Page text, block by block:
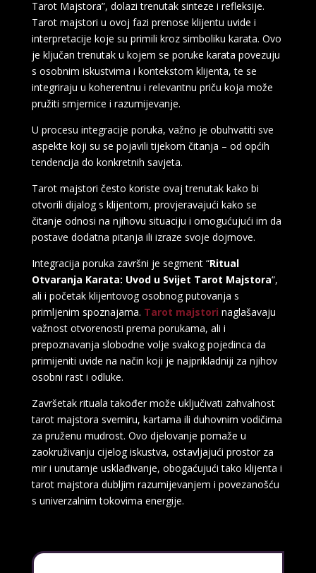
Tarot Majstora”, dolazi trenutak sinteze i refleksije.
Tarot majstori u ovoj fazi prenose klijentu uvide i
interpretacije koje su primili kroz simboliku karata. Ovo
je ključan trenutak u kojem se poruke karata povezuju
s osobnim iskustvima i kontekstom klijenta, te se
integriraju u koherentnu i relevantnu priču koja može
pružiti smjernice i razumijevanje.
U procesu integracije poruka, važno je obuhvatiti sve
aspekte koji su se pojavili tijekom čitanja – od općih
tendencija do konkretnih savjeta.
Tarot majstori često koriste ovaj trenutak kako bi
otvorili dijalog s klijentom, provjeravajući kako se
čitanje odnosi na njihovu situaciju i omogućujući im da
postave dodatna pitanja ili izraze svoje dojmove.
Integracija poruka završni je segment “Ritual
Otvaranja Karata: Uvod u Svijet Tarot Majstora“,
ali i početak klijentovog osobnog putovanja s
primljenim spoznajama. Tarot majstori naglašavaju
važnost otvorenosti prema porukama, ali i
prepoznavanja slobodne volje svakog pojedinca da
primijeniti uvide na način koji je najprikladniji za njihov
osobni rast i odluke.
Završetak rituala također može uključivati zahvalnost
tarot majstora svemiru, kartama ili duhovnim vodičima
za pruženu mudrost. Ovo djelovanje pomaže u
zaokruživanju cijelog iskustva, ostavljajući prostor za
mir i unutarnje usklađivanje, obogaćujući tako klijenta i
tarot majstora dubljim razumijevanjem i povezanošću
s univerzalnim tokovima energije.
VESNA BURCSA/ Kod 55
Tarot savjetnik je slobodan
Broj tel: 064/600-600